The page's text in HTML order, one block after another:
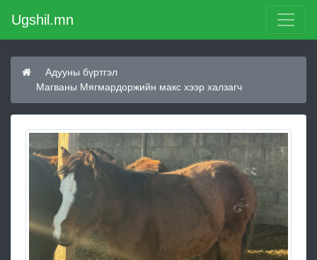
Ugshil.mn
Адууны бүртгэл
Магваны Мягмардоржийн макс хээр халзагч